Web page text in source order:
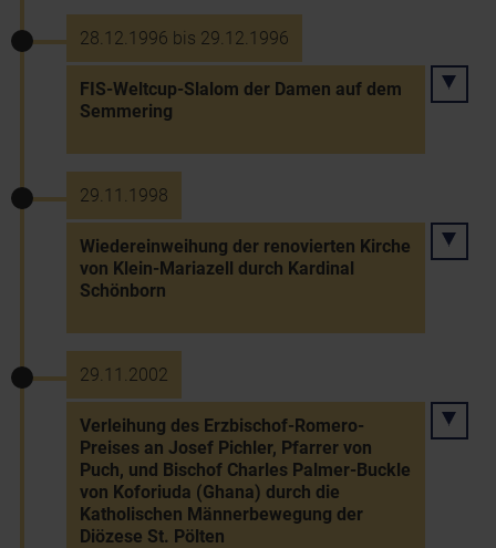
28.12.1996 bis 29.12.1996
FIS-Weltcup-Slalom der Damen auf dem
Semmering
29.11.1998
Wiedereinweihung der renovierten Kirche
von Klein-Mariazell durch Kardinal
Schönborn
29.11.2002
Verleihung des Erzbischof-Romero-
Preises an Josef Pichler, Pfarrer von
Puch, und Bischof Charles Palmer-Buckle
von Koforiuda (Ghana) durch die
Katholischen Männerbewegung der
Diözese St. Pölten